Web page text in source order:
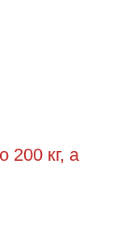
200 кг, а